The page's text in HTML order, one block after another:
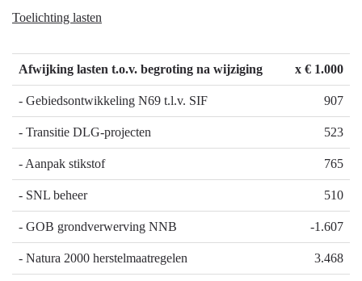
navigatie
Natuur
milieu
Heeft
het
gekost
het
mocht
Toelichting lasten
Afwijking lasten t.o.v. begroting na wijziging x € 1.000
- Gebiedsontwikkeling N69 t.l.v. SIF 907
- Transitie DLG-projecten 523
- Aanpak stikstof 765
- SNL beheer 510
- GOB grondverwerving NNB -1.607
- Natura 2000 herstelmaatregelen 3.468